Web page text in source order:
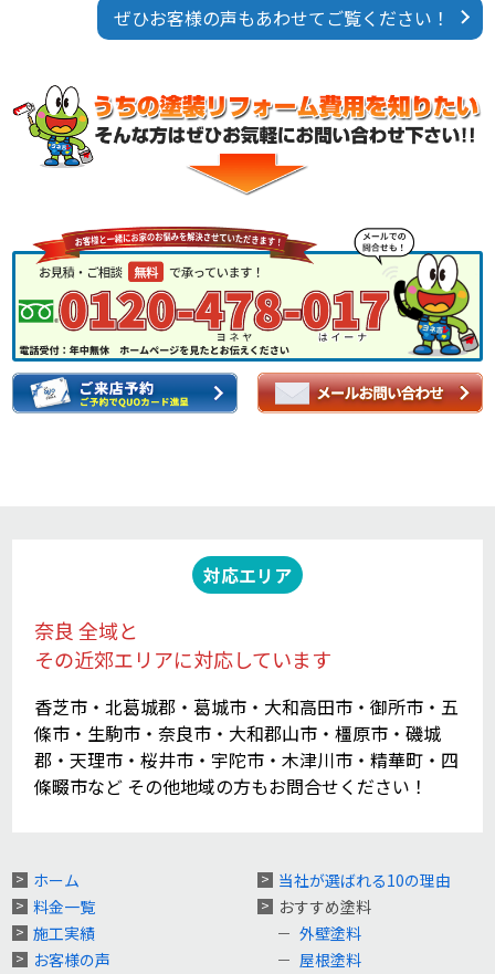
ぜひお客様の声もあわせてご覧ください！
対応エリア
奈良 全域と
その近郊エリアに対応しています
香芝市・北葛城郡・葛城市・大和高田市・御所市・五
條市・生駒市・奈良市・大和郡山市・橿原市・磯城
郡・天理市・桜井市・宇陀市・木津川市・精華町・四
條畷市など その他地域の方もお問合せください！
ホーム
料金一覧
施工実績
お客様の声
当社が選ばれる10の理由
おすすめ塗料
外壁塗料
屋根塗料